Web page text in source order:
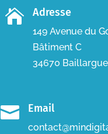
 Adresse
149 Avenue du
Bâtiment C
34670
 Email